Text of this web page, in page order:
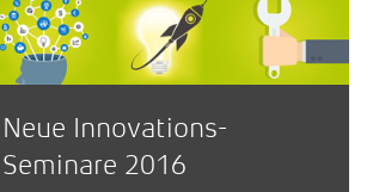
Neue Innovations-
Seminare 2016